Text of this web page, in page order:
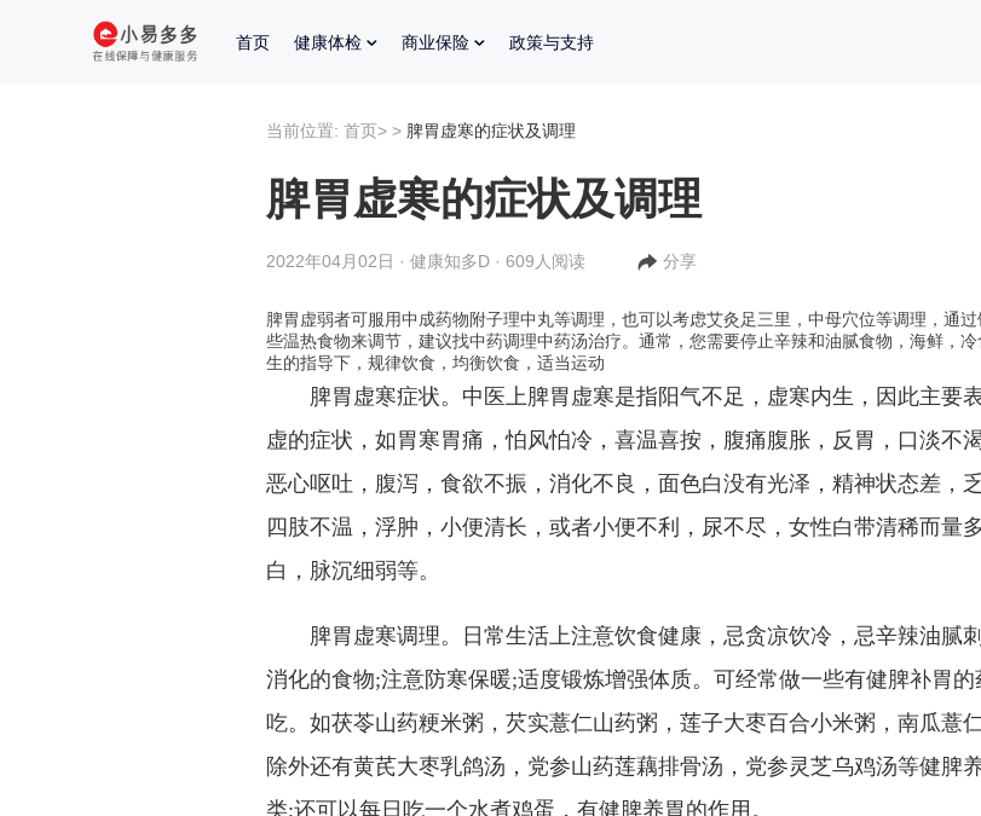
首页 健康体检 商业保险 政策与支持
当前位置: 首页> > 脾胃虚寒的症状及调理
脾胃虚寒的症状及调理
2022年04月02日 · 健康知多D · 609人阅读 分享
脾胃虚弱者可服用中成药物附子理中丸等调理，也可以考虑艾灸足三里，中母穴位等调理，通
些温热食物来调节，建议找中药调理中药汤治疗。通常，您需要停止辛辣和油腻食物，海鲜，
生的指导下，规律饮食，均衡饮食，适当运动
脾胃虚寒症状。中医上脾胃虚寒是指阳气不足，虚寒内生，因此主要
虚的症状，如胃寒胃痛，怕风怕冷，喜温喜按，腹痛腹胀，反胃，口淡不
恶心呕吐，腹泻，食欲不振，消化不良，面色白没有光泽，精神状态差，
四肢不温，浮肿，小便清长，或者小便不利，尿不尽，女性白带清稀而量
白，脉沉细弱等。
脾胃虚寒调理。日常生活上注意饮食健康，忌贪凉饮冷，忌辛辣油腻
消化的食物;注意防寒保暖;适度锻炼增强体质。可经常做一些有健脾补胃的
吃。如茯苓山药粳米粥，芡实薏仁山药粥，莲子大枣百合小米粥，南瓜薏
除外还有黄芪大枣乳鸽汤，党参山药莲藕排骨汤，党参灵芝乌鸡汤等健脾
类;还可以每日吃一个水煮鸡蛋，有健脾养胃的作用。